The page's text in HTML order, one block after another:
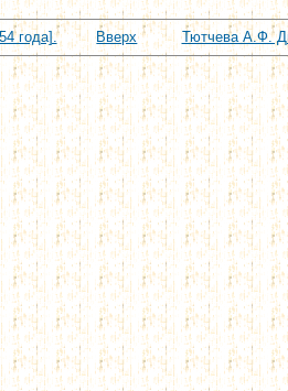
года].
Вверх Тютчева А.Ф.